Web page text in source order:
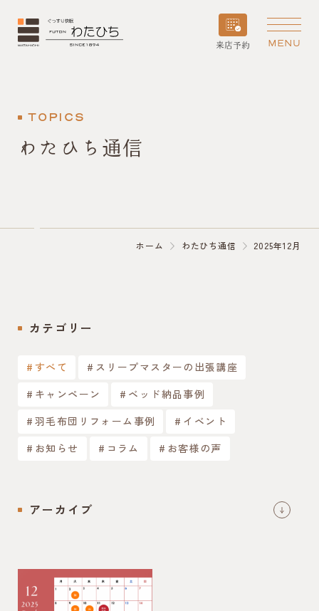
来店予約 MENU
TOPICS
わたひち通信
ホーム わたひち通信 2025年12月
カテゴリー
すべて
スリープマスターの出張講座
キャンペーン
ベッド納品事例
羽毛布団リフォーム事例
イベント
お知らせ
コラム お客様の声
アーカイブ